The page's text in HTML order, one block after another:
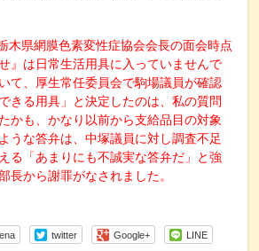
木県網膜色素変性症協会会長の面会時点
』は日常生活用具に入っていませんで
て、厚生常任委員会で駒場議員が確認
きる用具」と決定したのは、私の質問
かも、かなり以前から支給品目の対象
うな答弁は、中塚議員に対し調査不足
る「あまりにも不誠実な答弁だ」と強
長から謝罪がなされました。
twitter Google+ LINE